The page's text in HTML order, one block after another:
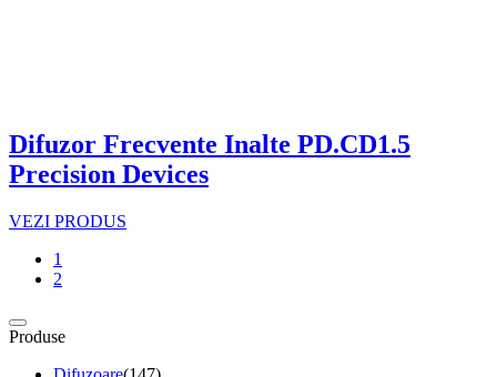
Difuzor Frecvente Inalte PD.CD1.5
Precision Devices
VEZI PRODUS
1
2
Produse